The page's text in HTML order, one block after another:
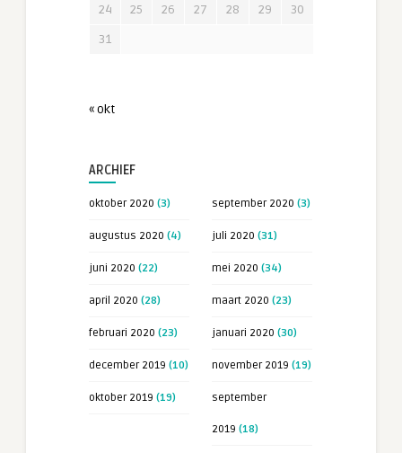
24
25 26 27 28 29
30
31
« okt
ARCHIEF
oktober 2020 (3) september 2020 (3)
augustus 2020 (4) juli 2020 (31)
juni 2020 (22) mei 2020 (34)
april 2020 (28) maart 2020 (23)
februari 2020 (23) januari 2020 (30)
december 2019 (10) november 2019 (19)
oktober 2019 (19) september
2019 (18)